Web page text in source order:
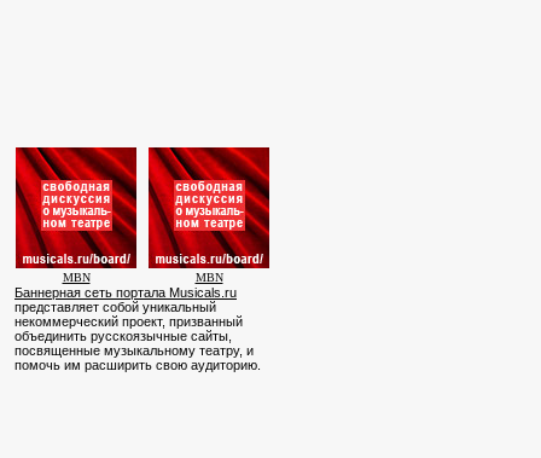
MBN MBN
Баннерная сеть портала Musicals.ru
представляет собой уникальный
некоммерческий проект, призванный
объединить русскоязычные сайты,
посвященные музыкальному театру, и
помочь им расширить свою аудиторию.